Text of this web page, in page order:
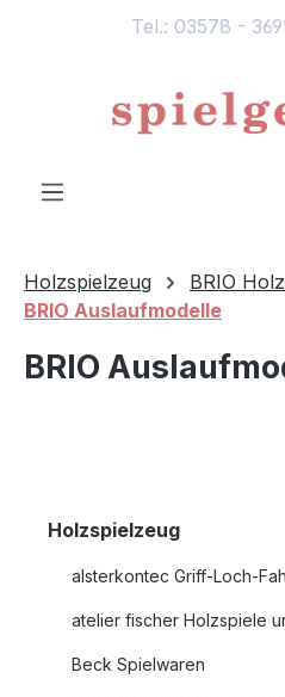
Tel.: 03578 -
Holzspielzeug
BRIO
BRIO Auslaufmodelle
BRIO
Holzspielzeug
alsterkontec Griff-Loch-
atelier fischer Holzspiele
Beck Spielwaren